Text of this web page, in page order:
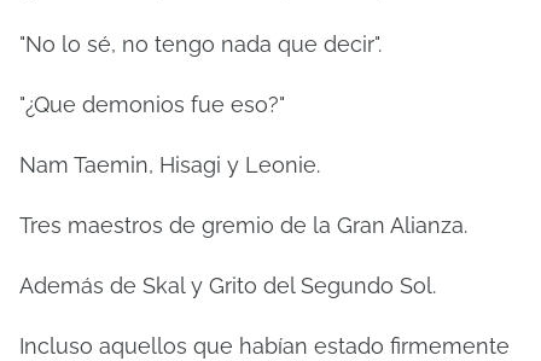
"No lo sé, no tengo nada que decir".
"¿Que demonios fue eso?"
Nam Taemin, Hisagi y Leonie.
Tres maestros de gremio de la Gran Alianza.
Además de Skal y Grito del Segundo Sol.
Incluso aquellos que habían estado firmemente